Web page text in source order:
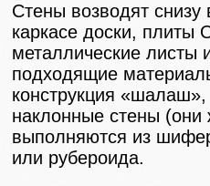
Стены возводят снизу
каркасе доски, плиты
металлические листы
подходящие
конструкция
наклонные стены
выполняются из
или рубероида.